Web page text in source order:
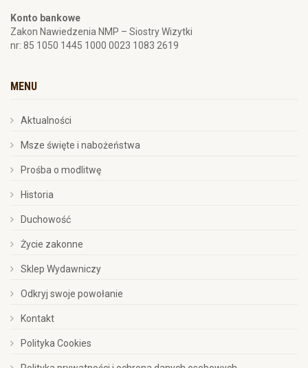
Konto bankowe
Zakon Nawiedzenia NMP – Siostry Wizytki
nr: 85 1050 1445 1000 0023 1083 2619
MENU
Aktualności
Msze święte i nabożeństwa
Prośba o modlitwę
Historia
Duchowość
Życie zakonne
Sklep Wydawniczy
Odkryj swoje powołanie
Kontakt
Polityka Cookies